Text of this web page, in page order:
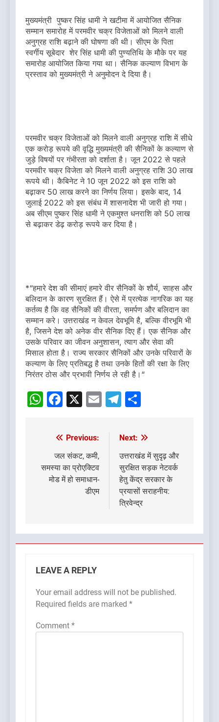
मुख्यमंत्री पुष्कर सिंह धामी ने खटीमा में आयोजित सैनिक
सम्मान समारोह में परमवीर चक्र विजेताओं को मिलने वाली
अनुग्रह राशि बढ़ाने की घोषणा की थी। सीएम के पिता
स्वर्गीय सूबेदार शेर सिंह धामी की पुण्यतिथि के मौके पर यह
समारोह आयोजित किया गया था। सैनिक कल्याण विभाग के
प्रस्ताव को मुख्यमंत्री ने अनुमोदन दे दिया है।
परमवीर चक्र विजेताओं को मिलने वाली अनुग्रह राशि में सीधे
एक करोड़ रूपये की वृद्धि मुख्यमंत्री की सैनिकों के कल्याण से
जुड़े विषयों पर गंभीरता को दर्शाता है। जून 2022 से पहले
परमवीर चक्र विजेता को मिलने वाली अनुग्रह राशि 30 लाख
रूपये थी। कैबिनेट ने 10 जून 2022 को इस राशि को
बढ़ाकर 50 लाख करने का निर्णय लिया। इसके बाद, 14
जुलाई 2022 को इस संबंध में शासनादेश भी जारी हो गया।
अब सीएम पुष्कर सिंह धामी ने एकमुश्त धनराशि को 50 लाख
से बढ़ाकर डेढ़ करोड़ रूपये कर दिया है।
*“हमारे देश की सीमाएं हमारे वीर सैनिकों के शौर्य, साहस और
बलिदान के कारण सुरक्षित हैं। ऐसे में प्रत्येक नागरिक का यह
कर्तव्य है कि वह सैनिकों की वीरता, समर्पण और बलिदान का
सम्मान करे। उत्तराखंड न केवल देवभूमि है, बल्कि वीरभूमि भी
है, जिसने देश को अनेक वीर सैनिक दिए हैं। एक सैनिक और
उसके परिवार का जीवन अनुशासन, त्याग और सेवा की
मिसाल होता है। राज्य सरकार सैनिकों और उनके परिवारों के
कल्याण के लिए प्रतिबद्ध है तथा उनके हितों की रक्षा के लिए
निरंतर ठोस और प्रभावी निर्णय ले रही है।“
WhatsApp
Facebook
X EmailTelegram
Post
navigation
Previous:
जल संकट, कमी,
समस्या का प्रोएक्टिव
मोड में हो समाधान-
डीएम
Next:
उत्तराखंड में सुदृढ़ और
सुरक्षित सड़क नेटवर्क
हेतु केंद्र सरकार के
प्रयासों सराहनीय:
त्रिवेन्द्र
LEAVE A REPLY
Your email address will not be published.
Required fields are marked *
Comment *